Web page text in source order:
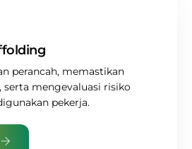
perancah, memastikan
serta mengevaluasi risiko
pekerja.